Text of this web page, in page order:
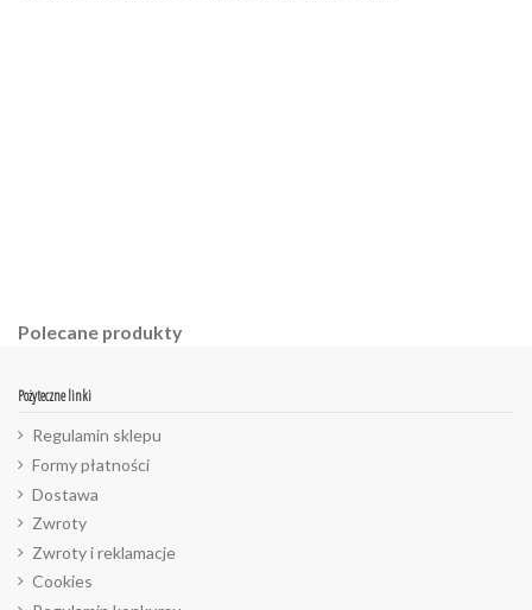
Polecane produkty
Pożyteczne linki
Regulamin sklepu
Formy płatności
Dostawa
Zwroty
Zwroty i reklamacje
Cookies